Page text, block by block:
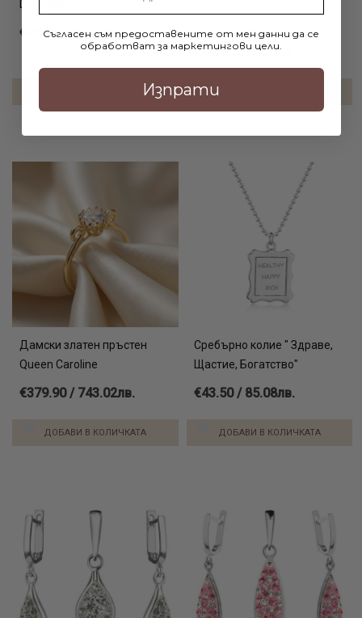
Deep Blue
€45.20 / 88.40лв.
ДОБАВИ В КОЛИЧКАТА
€60.90 / 119.11лв.
€39.90 / 78.04лв.
Дамски златен пръстен
Queen Caroline
€379.90 / 743.02лв.
ДОБАВИ В КОЛИЧКАТА
Сребърно колие " Здраве,
Щастие, Богатство"
€43.50 / 85.08лв.
ДОБАВИ В КОЛИЧКАТА
Съгласен съм предоставените от мен данни да се
обработват за маркетингови цели.
Изпрати